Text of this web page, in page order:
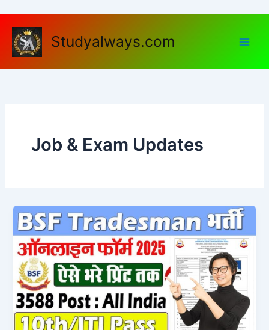
content
Studyalways.com
Job & Exam Updates